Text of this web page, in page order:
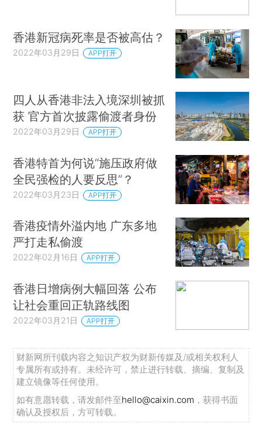
香港新冠病死率是否被高估？
2022年03月29日 APP打开
四人从香港非法入境深圳被抓
获 官方首次披露偷渡者身份
2022年03月29日 APP打开
香港特首为何说“施压政府做
全民强检的人要反思”？
2022年03月23日 APP打开
香港疫情外溢内地 广东多地
严打走私偷渡
2022年02月16日 APP打开
香港日增病例大幅回落 公布
让社会重回正轨路线图
2022年03月21日 APP打开
财新网所刊载内容之知识产权为财新传媒及/或相关权利人
专属所有或持有。未经许可，禁止进行转载、摘编、复制及
建立镜像等任何使用。
如有意愿转载，请发邮件至hello@caixin.com ，获得书面
确认及授权后，方可转载。